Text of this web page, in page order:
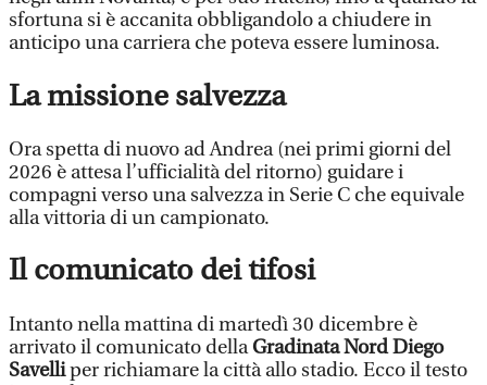
sfortuna si è accanita obbligandolo a chiudere in
anticipo una carriera che poteva essere luminosa.
La missione salvezza
Ora spetta di nuovo ad Andrea (nei primi giorni del
2026 è attesa l’ufficialità del ritorno) guidare i
compagni verso una salvezza in Serie C che equivale
alla vittoria di un campionato.
Il comunicato dei tifosi
Intanto nella mattina di martedì 30 dicembre è
arrivato il comunicato dellaGradinata Nord Diego
Savelliper richiamare la città allo stadio. Ecco il testo